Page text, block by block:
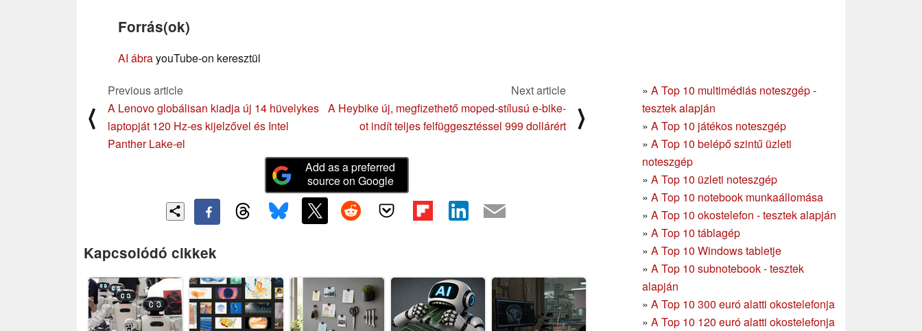
Forrás(ok)
AI ábrayouTube-on keresztül
» A Top 10 multimédiás noteszgép -
tesztek alapján
» A Top 10 játékos noteszgép
» A Top 10 belépő szintű üzleti
noteszgép
» A Top 10 üzleti noteszgép
» A Top 10 notebook munkaállomása
» A Top 10 okostelefon - tesztek alapján
» A Top 10 táblagép
» A Top 10 Windows tabletje
» A Top 10 subnotebook - tesztek
alapján
» A Top 10 300 euró alatti okostelefonja
» A Top 10 120 euró alatti okostelefonja
⟨
Previous article
A Lenovo globálisan kiadja új 14 hüvelykes
laptopját 120 Hz-es kijelzővel és Intel
Panther Lake-el
Next article
A Heybike új, megfizethető moped-stílusú e-bike-
ot indít teljes felfüggesztéssel 999 dollárért
⟩
Add as a preferred
source on Google
Kapcsolódó cikkek